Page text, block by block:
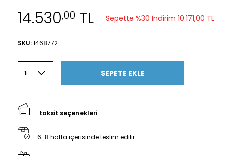
14.530,00TL Sepette %30 İndirim 10.171,00 TL
SKU: 1468772
1 SEPETE EKLE
taksit seçenekleri
6-8 hafta içerisinde teslim edilir.